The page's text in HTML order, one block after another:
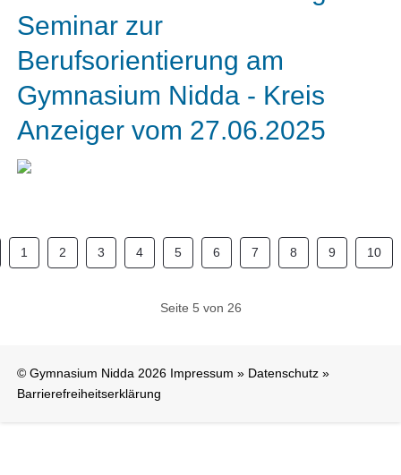
Seminar zur
Berufsorientierung am
Gymnasium Nidda - Kreis
Anzeiger vom 27.06.2025
1 2 3 4 5 6 7 8 9 10
Seite 5 von 26
© Gymnasium Nidda 2026 Impressum » Datenschutz »
Barrierefreiheitserklärung